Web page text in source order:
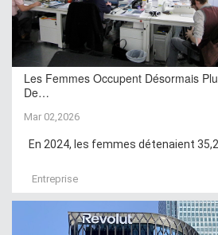
Les Femmes Occupent Désormais
De…
Mar 02,2026
En 2024, les femmes détenaient 35,2
Entreprise